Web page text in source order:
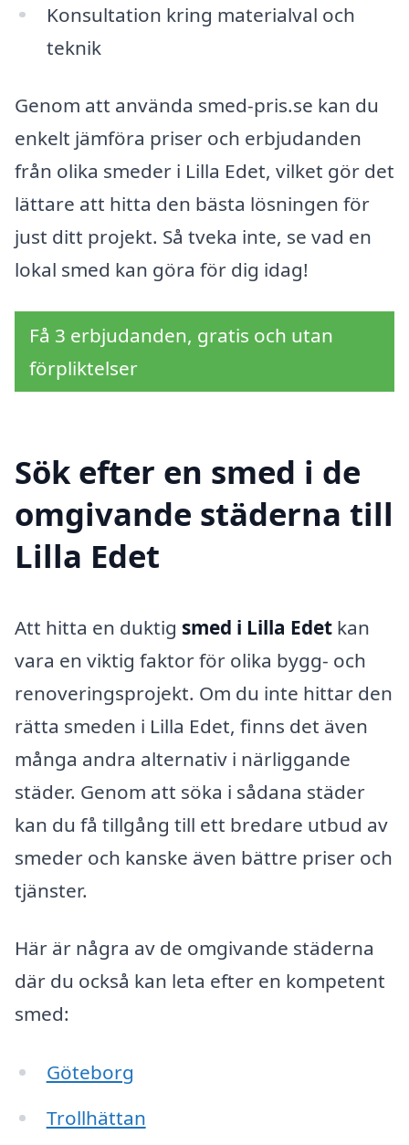
Konsultation kring materialval och
teknik
Genom att använda smed-pris.se kan du
enkelt jämföra priser och erbjudanden
från olika smeder i Lilla Edet, vilket gör det
lättare att hitta den bästa lösningen för
just ditt projekt. Så tveka inte, se vad en
lokal smed kan göra för dig idag!
Få 3 erbjudanden, gratis och utan
förpliktelser
Sök efter en smed i de
omgivande städerna till
Lilla Edet
Att hitta en duktig smed i Lilla Edet kan
vara en viktig faktor för olika bygg- och
renoveringsprojekt. Om du inte hittar den
rätta smeden i Lilla Edet, finns det även
många andra alternativ i närliggande
städer. Genom att söka i sådana städer
kan du få tillgång till ett bredare utbud av
smeder och kanske även bättre priser och
tjänster.
Här är några av de omgivande städerna
där du också kan leta efter en kompetent
smed:
Göteborg
Trollhättan